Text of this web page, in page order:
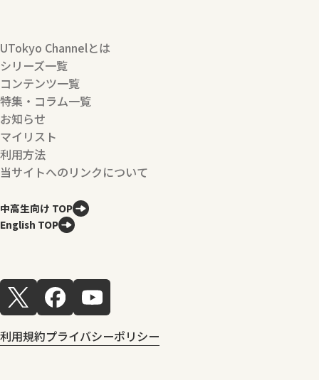
UTokyo Channelとは
シリーズ一覧
コンテンツ一覧
特集・コラム一覧
お知らせ
マイリスト
利用方法
当サイトへのリンクについて
中高生向け TOP
English TOP
利用規約プライバシーポリシー